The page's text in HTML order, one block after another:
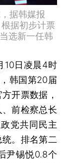
据韩媒报
据初步计票
选新一任韩
10日凌晨4时
韩国第20届
开票数据，
前检察总长
党共同民主
。排名第二
尹锡悦0.8个